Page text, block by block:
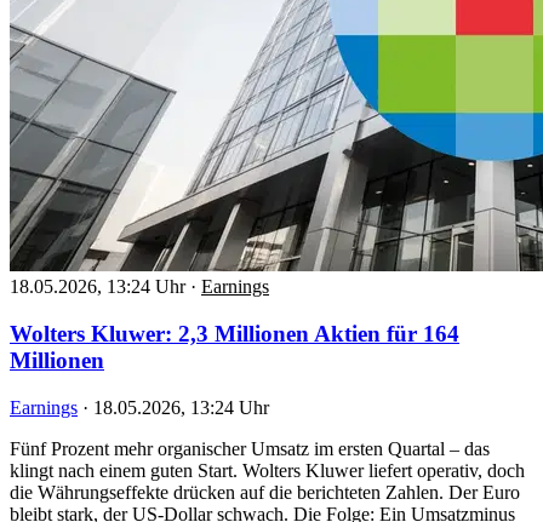
18.05.2026, 13:24 Uhr · Earnings
Wolters Kluwer: 2,3 Millionen Aktien für 164
Millionen
Earnings · 18.05.2026, 13:24 Uhr
Fünf Prozent mehr organischer Umsatz im ersten Quartal – das
klingt nach einem guten Start. Wolters Kluwer liefert operativ, doch
die Währungseffekte drücken auf die berichteten Zahlen. Der Euro
bleibt stark, der US-Dollar schwach. Die Folge: Ein Umsatzminus